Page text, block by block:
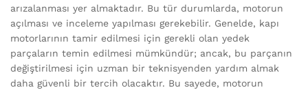
arızalanması yer almaktadır. Bu tür durumlarda, motorun
açılması ve inceleme yapılması gerekebilir. Genelde, kapı
motorlarının tamir edilmesi için gerekli olan yedek
parçaların temin edilmesi mümkündür; ancak, bu parçanın
değiştirilmesi için uzman bir teknisyenden yardım almak
daha güvenli bir tercih olacaktır. Bu sayede, motorun